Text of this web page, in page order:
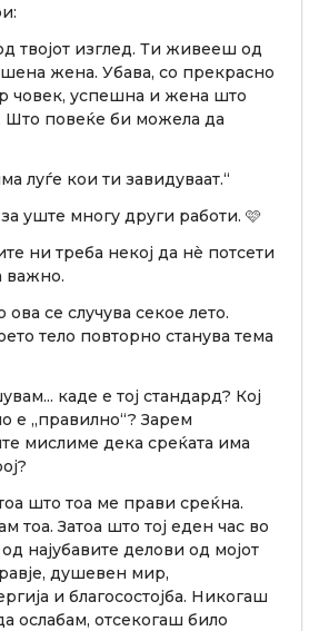
твојот изглед. Ти живееш од
жена. Убава, со прекрасно
човек, успешна и жена што
Што повеќе би можела да
луѓе кои ти завидуваат.“
уште многу други работи. 🩷
ни треба некој да нè потсети
важно.
се случува секое лето.
тело повторно станува тема
каде е тој стандард? Кој
е „правилно“? Зарем
мислиме дека среќата има
што тоа ме прави среќна.
тоа. Затоа што тој еден час во
најубавите делови од мојот
душевен мир,
и благосостојба. Никогаш
ослабам, отсекогаш било